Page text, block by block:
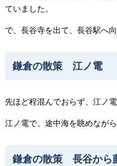
ていました。
で、長谷寺を出て、長谷駅へ向
鎌倉の散策 江ノ電
先ほど程混んでおらず、江ノ
江ノ電で、途中海を眺めなが
鎌倉の散策 長谷から